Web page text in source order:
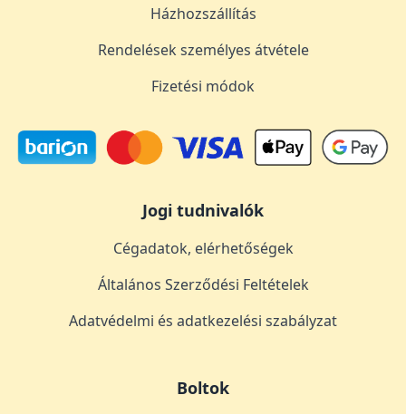
Házhozszállítás
Rendelések személyes átvétele
Fizetési módok
Jogi tudnivalók
Cégadatok, elérhetőségek
Általános Szerződési Feltételek
Adatvédelmi és adatkezelési szabályzat
Boltok